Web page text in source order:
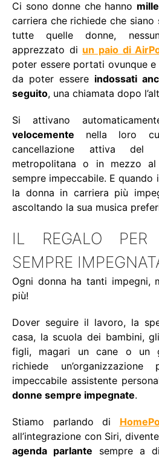
Ci sono donne che hanno
carriera che richiede che siano
tutte quelle donne,
apprezzato di un paio di
poter essere portati ovunque
da poter essere indossati
seguito, una chiamata dopo
Si attivano
velocemente nella loro
cancellazione attiva del
metropolitana o in mezzo al
sempre impeccabile. E quando
la donna in carriera più
ascoltando la sua musica
IL REGALO
SEMPRE
Ogni donna ha tanti impegni,
più!
Dover seguire il lavoro, la
casa, la scuola dei bambini,
figli, magari un cane o un
richiede
impeccabile assistente
donne sempre impegnate.
Stiamo parlando di
all’integrazione con Siri,
agenda parlante sempre a